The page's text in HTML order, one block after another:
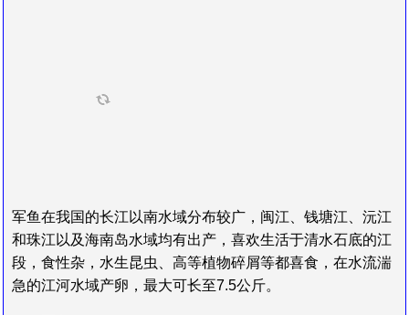
军鱼在我国的长江以南水域分布较广，闽江、钱塘江、沅江
和珠江以及海南岛水域均有出产，喜欢生活于清水石底的江
段，食性杂，水生昆虫、高等植物碎屑等都喜食，在水流湍
急的江河水域产卵，最大可长至7.5公斤。